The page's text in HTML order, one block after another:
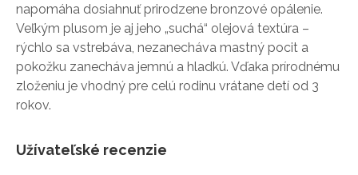
napomáha dosiahnuť prirodzene bronzové opálenie.
Veľkým plusom je aj jeho „suchá“ olejová textúra –
rýchlo sa vstrebáva, nezanecháva mastný pocit a
pokožku zanecháva jemnú a hladkú. Vďaka prírodnému
zloženiu je vhodný pre celú rodinu vrátane detí od 3
rokov.
Užívateľské recenzie